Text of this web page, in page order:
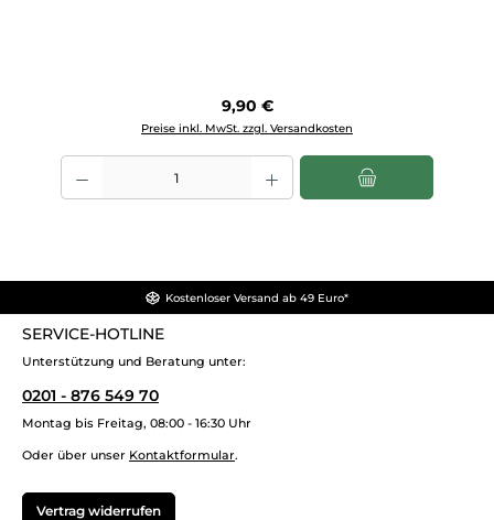
Regulärer Preis:
9,90 €
Preise inkl. MwSt. zzgl. Versandkosten
Produkt Anzahl: Gib den gewünschten Wert ein oder benutze die
Kostenloser Versand ab 49 Euro*
SERVICE-HOTLINE
Unterstützung und Beratung unter:
0201 - 876 549 70
Montag bis Freitag, 08:00 - 16:30 Uhr
Oder über unser Kontaktformular.
Vertrag widerrufen